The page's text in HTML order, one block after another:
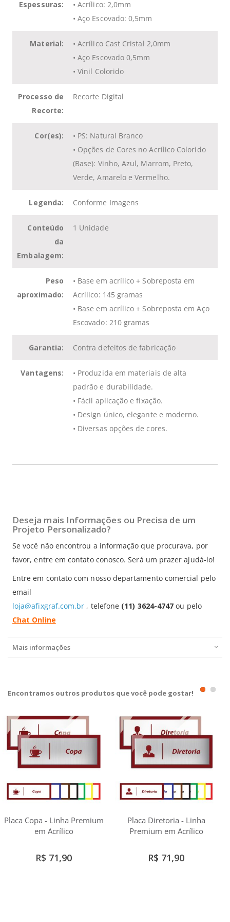
Espessuras:
• Acrílico: 2,0mm
• Aço Escovado: 0,5mm
Material:
• Acrílico Cast Cristal 2,0mm
• Aço Escovado 0,5mm
• Vinil Colorido
Processo de
Recorte:
Recorte Digital
Cor(es):
• PS: Natural Branco
• Opções de Cores no Acrílico Colorido
(Base): Vinho, Azul, Marrom, Preto,
Verde, Amarelo e Vermelho.
Legenda: Conforme Imagens
Conteúdo
da
Embalagem:
1 Unidade
Peso
aproximado:
• Base em acrílico + Sobreposta em
Acrílico: 145 gramas
• Base em acrílico + Sobreposta em Aço
Escovado: 210 gramas
Garantia: Contra defeitos de fabricação
Vantagens:
• Produzida em materiais de alta
padrão e durabilidade.
• Fácil aplicação e fixação.
• Design único, elegante e moderno.
• Diversas opções de cores.
Deseja mais Informações ou Precisa de um
Projeto Personalizado?
Se você não encontrou a informação que procurava, por
favor, entre em contato conosco. Será um prazer ajudá-lo!
Entre em contato com nosso departamento comercial pelo
email
loja@afixgraf.com.br , telefone (11) 3624-4747 ou pelo
Chat Online
Mais informações
Encontramos outros produtos que você pode gostar!
Placa Copa - Linha Premium
em Acrílico
R$ 71,90
Placa Diretoria - Linha
Premium em Acrílico
R$ 71,90